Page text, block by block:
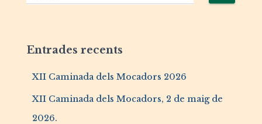
Entrades recents
XII Caminada dels Mocadors 2026
XII Caminada dels Mocadors, 2 de maig de
2026.